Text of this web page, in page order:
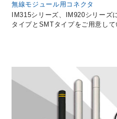
無線モジュール用コネクタ
IM315シリーズ、IM920シリーズ
タイプとSMTタイプをご用意して